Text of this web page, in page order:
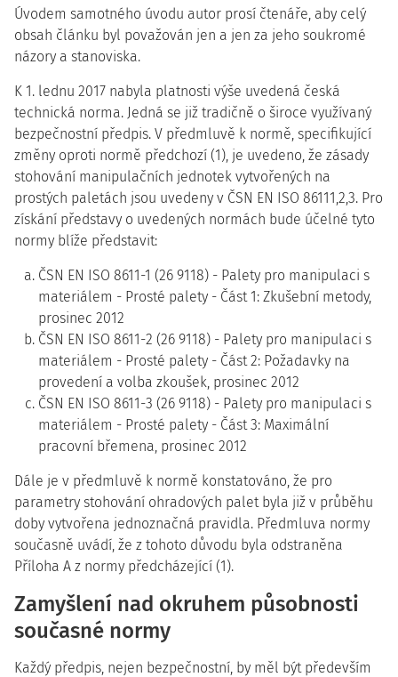
Úvodem samotného úvodu autor prosí čtenáře, aby celý
obsah článku byl považován jen a jen za jeho soukromé
názory a stanoviska.
K 1. lednu 2017 nabyla platnosti výše uvedená česká
technická norma. Jedná se již tradičně o široce využívaný
bezpečnostní předpis. V předmluvě k normě, specifikující
změny oproti normě předchozí (1), je uvedeno, že zásady
stohování manipulačních jednotek vytvořených na
prostých paletách jsou uvedeny v ČSN EN ISO 86111,2,3. Pro
získání představy o uvedených normách bude účelné tyto
normy blíže představit:
ČSN EN ISO 8611-1 (26 9118) - Palety pro manipulaci s
materiálem - Prosté palety - Část 1: Zkušební metody,
prosinec 2012
ČSN EN ISO 8611-2 (26 9118) - Palety pro manipulaci s
materiálem - Prosté palety - Část 2: Požadavky na
provedení a volba zkoušek, prosinec 2012
ČSN EN ISO 8611-3 (26 9118) - Palety pro manipulaci s
materiálem - Prosté palety - Část 3: Maximální
pracovní břemena, prosinec 2012
Dále je v předmluvě k normě konstatováno, že pro
parametry stohování ohradových palet byla již v průběhu
doby vytvořena jednoznačná pravidla. Předmluva normy
současně uvádí, že z tohoto důvodu byla odstraněna
Příloha A z normy předcházející (1).
Zamyšlení nad okruhem působnosti
současné normy
Každý předpis, nejen bezpečnostní, by měl být především